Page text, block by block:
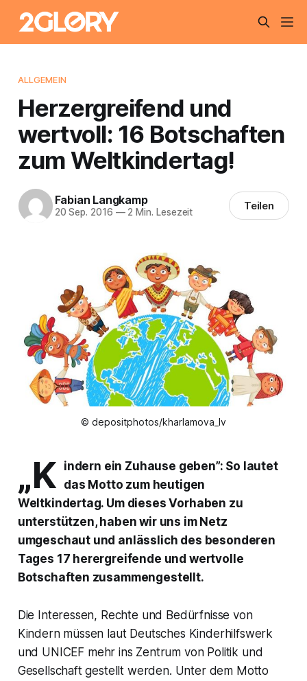
ALLGEMEIN
Herzergreifend und
wertvoll: 16 Botschaften
zum Weltkindertag!
Fabian Langkamp
20 Sep. 2016 —2 Min. Lesezeit Teilen
© depositphotos/kharlamova_lv
„K indern ein Zuhause geben”: So lautet
das Motto zum heutigen
Weltkindertag. Um dieses Vorhaben zu
unterstützen, haben wir uns im Netz
umgeschaut und anlässlich des besonderen
Tages 17 herergreifende und wertvolle
Botschaften zusammengestellt.
Die Interessen, Rechte und Bedürfnisse von
Kindern müssen laut Deutsches Kinderhilfswerk
und UNICEF mehr ins Zentrum von Politik und
Gesellschaft gestellt werden. Unter dem Motto